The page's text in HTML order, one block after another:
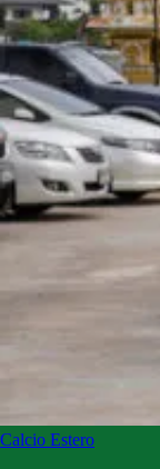
Calcio Estero